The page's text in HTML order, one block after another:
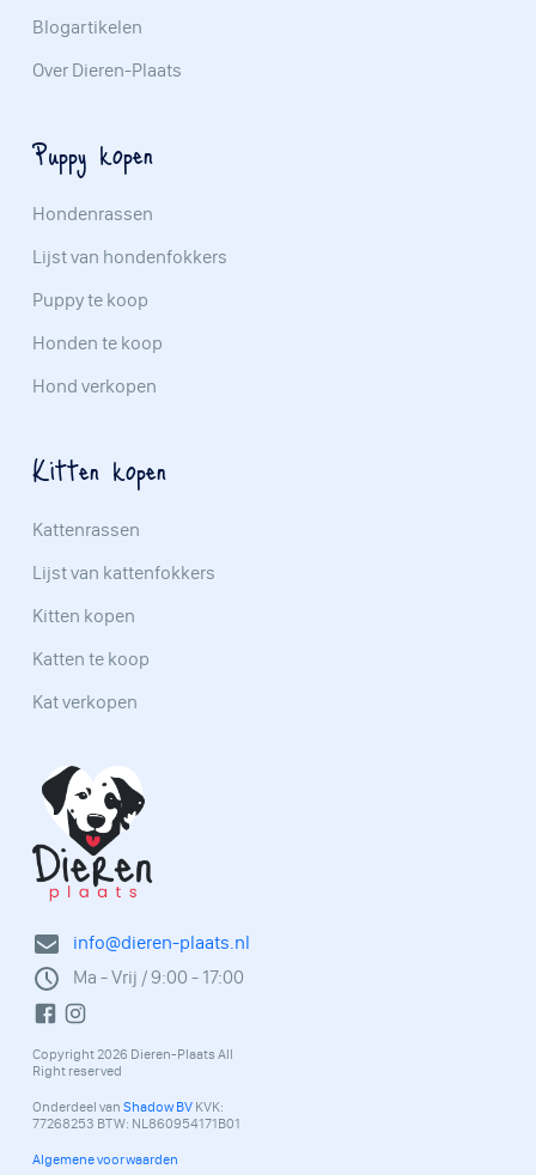
info@dieren-plaats.nl
Ma - Vrij / 9:00 - 17:00
Copyright 2026 Dieren-Plaats All
Right reserved
Onderdeel van Shadow BV KVK:
77268253 BTW: NL860954171B01
Algemene voorwaarden
Blogartikelen
Over Dieren-Plaats
Puppy kopen
Hondenrassen
Lijst van hondenfokkers
Puppy te koop
Honden te koop
Hond verkopen
Kitten kopen
Kattenrassen
Lijst van kattenfokkers
Kitten kopen
Katten te koop
Kat verkopen